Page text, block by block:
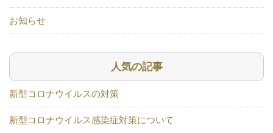
お知らせ
人気の記事
新型コロナウイルスの対策
新型コロナウイルス感染症対策について